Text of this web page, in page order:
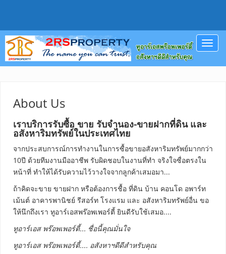
About Us
เราบริการรับซื้อ ขาย รับจำนอง-ขายฝากที่ดิน และ
อสังหาริมทรัพย์ในประเทศไทย
จากประสบการณ์การทำงานในการซื้อขายอสังหาริมทรัพย์มากกว่า
10ปี ด้วยทีมงานมืออาชีพ รับผิดชอบในงานที่ทำ จริงใจซื่อตรงใน
หน้าที่ ทำให้ได้รับความไว้วางใจจากลูกค้าเสมอมา...
ถ้าคิดจะขาย ขายฝาก หรือต้องการชื้อ ที่ดิน บ้าน คอนโด อพาร์ท
เม้นต์ อาคารพานิชย์ รีสอร์ท โรงแรม และ อสังหาริมทรัพย์อื่น ขอ
ให้นึกถึงเรา ทูอาร์เอสพร๊อพเพอร์ตี้ ยินดีรับใช้เสมอ....
ทูอาร์เอส พร๊อพเพอร์ตี้... ชื่อนี้คุณมั่นใจ
ทูอาร์เอส พร๊อพเพอร์ตี้.... อสังหาฯดีดีสำหรับคุณ